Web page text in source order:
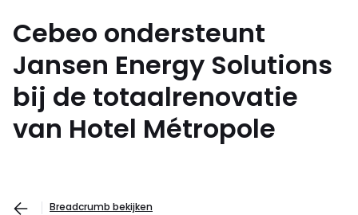
Cebeo ondersteunt
Jansen Energy Solutions
bij de totaalrenovatie
van Hotel Métropole
Breadcrumb bekijken